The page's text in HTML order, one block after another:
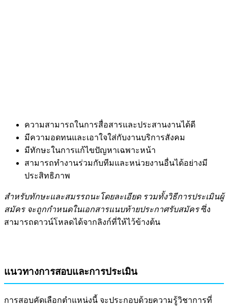
ความสามารถในการสื่อสารและประสานงานได้ดี
มีความอดทนและเอาใจใส่กับงานบริการสังคม
มีทักษะในการแก้ไขปัญหาเฉพาะหน้า
สามารถทำงานร่วมกับทีมและหน่วยงานอื่นได้อย่างมี
ประสิทธิภาพ
สำหรับทักษะและสมรรถนะโดยละเอียด รวมทั้งวิธีการประเมินผู้
สมัคร จะถูกกำหนดในเอกสารแนบท้ายประกาศรับสมัครซึ่ง
สามารถดาวน์โหลดได้จากลิงก์ที่ให้ไว้ข้างต้น
แนวทางการสอบและการประเมิน
การสอบคัดเลือกตำแหน่งนี้ จะประกอบด้วยความรู้วิชาการที่